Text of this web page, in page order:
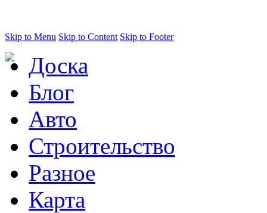
Skip to Menu Skip to Content Skip to Footer
Доска
Блог
Авто
Строительство
Разное
Карта